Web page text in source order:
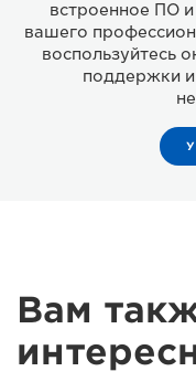
встроенное ПО и
вашего
воспользуйтесь
поддержки
Вам